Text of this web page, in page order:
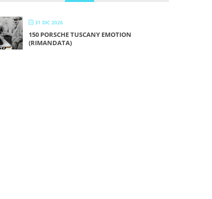
31 DIC 2026
150 PORSCHE TUSCANY EMOTION
(RIMANDATA)